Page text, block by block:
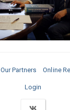
Our Partners Online
Login